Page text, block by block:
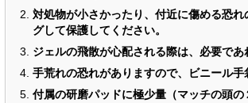
対処物が小さかったり、付近に傷める恐
グして保護してください。
ジェルの飛散が心配される際は、必要で
手荒れの恐れがありますので、ビニール手
付属の研磨パッドに極少量（マッチの頭